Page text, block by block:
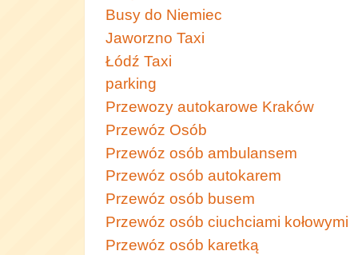
Busy do Niemiec
Jaworzno Taxi
Łódź Taxi
parking
Przewozy autokarowe Kraków
Przewóz Osób
Przewóz osób ambulansem
Przewóz osób autokarem
Przewóz osób busem
Przewóz osób ciuchciami kołowymi
Przewóz osób karetką